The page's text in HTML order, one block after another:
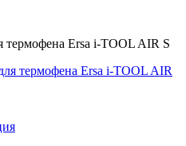
термофена Ersa i-TOOL AIR S